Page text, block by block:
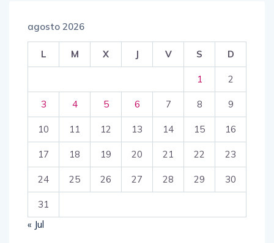
agosto 2026
L M X J V S D
1 2
3 4 5 6 7 8 9
10 11 12 13 14 15 16
17 18 19 20 21 22 23
24 25 26 27 28 29 30
31
« Jul